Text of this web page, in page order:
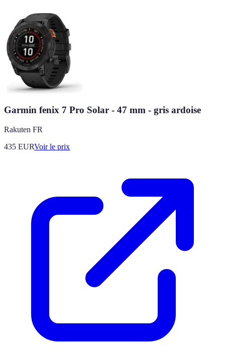
Garmin fenix 7 Pro Solar - 47 mm - gris ardoise
Rakuten FR
435 EURVoir le prix